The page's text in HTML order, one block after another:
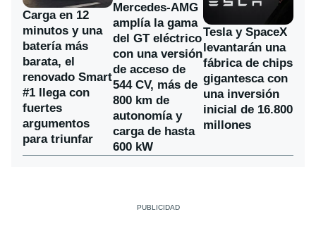
Carga en 12
minutos y una
batería más
barata, el
renovado Smart
#1 llega con
fuertes
argumentos
para triunfar
Mercedes-AMG
amplía la gama
del GT eléctrico
con una versión
de acceso de
544 CV, más de
800 km de
autonomía y
carga de hasta
600 kW
Tesla y SpaceX
levantarán una
fábrica de chips
gigantesca con
una inversión
inicial de 16.800
millones